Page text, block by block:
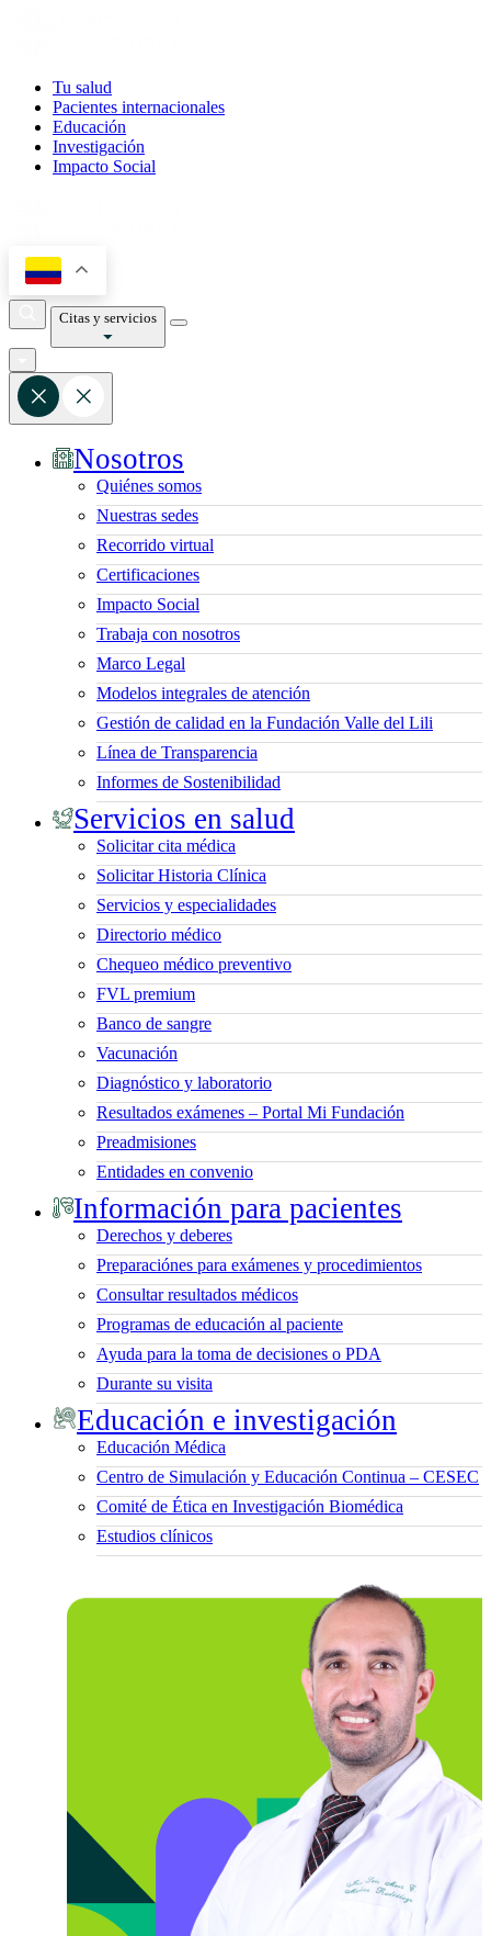
Tu salud
Pacientes internacionales
Educación
Investigación
Impacto Social
Citas y servicios
Nosotros
Quiénes somos
Nuestras sedes
Recorrido virtual
Certificaciones
Impacto Social
Trabaja con nosotros
Marco Legal
Modelos integrales de atención
Gestión de calidad en la Fundación Valle del Lili
Línea de Transparencia
Informes de Sostenibilidad
Servicios en salud
Solicitar cita médica
Solicitar Historia Clínica
Servicios y especialidades
Directorio médico
Chequeo médico preventivo
FVL premium
Banco de sangre
Vacunación
Diagnóstico y laboratorio
Resultados exámenes – Portal Mi Fundación
Preadmisiones
Entidades en convenio
Información para pacientes
Derechos y deberes
Preparaciónes para exámenes y procedimientos
Consultar resultados médicos
Programas de educación al paciente
Ayuda para la toma de decisiones o PDA
Durante su visita
Educación e investigación
Educación Médica
Centro de Simulación y Educación Continua – CESEC
Comité de Ética en Investigación Biomédica
Estudios clínicos